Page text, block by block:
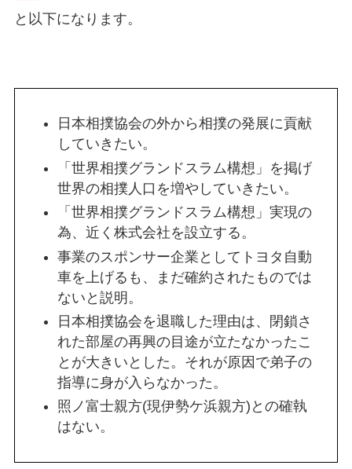
と以下になります。
日本相撲協会の外から相撲の発展に貢献
していきたい。
「世界相撲グランドスラム構想」を掲げ
世界の相撲人口を増やしていきたい。
「世界相撲グランドスラム構想」実現の
為、近く株式会社を設立する。
事業のスポンサー企業としてトヨタ自動
車を上げるも、まだ確約されたものでは
ないと説明。
日本相撲協会を退職した理由は、閉鎖さ
れた部屋の再興の目途が立たなかったこ
とが大きいとした。それが原因で弟子の
指導に身が入らなかった。
照ノ富士親方(現伊勢ケ浜親方)との確執
はない。